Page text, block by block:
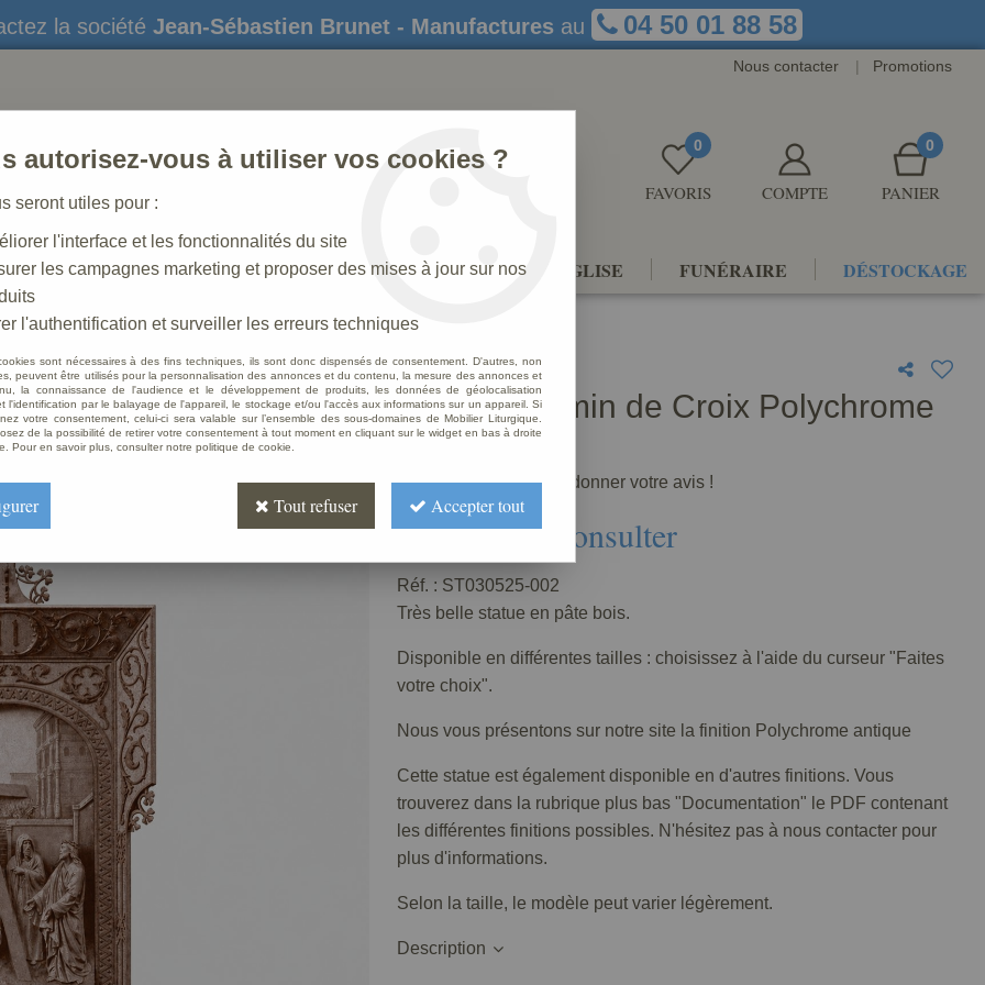
la société Jean-Sébastien Brunet - Manufactures au 04 50 01 88 58
Nous contacter | Promotions
0
FAVORIS COMPTE
0
PANIER
STATUES CRÈCHES DE NOËL AMÉNAGEMENTS D'ÉGLISE FUNÉRAIRE DÉSTOCKAGE
de Croix Polychrome Antique
Statue Chemin de Croix Polychrome
Antique
Soyez le premier à donner votre avis !
Prix : Nous consulter
Réf. : ST030525-002
Très belle statue en pâte bois.
Disponible en différentes tailles : choisissez à l'aide du curseur "Faites
votre choix".
Nous vous présentons sur notre site la finition Polychrome antique
Cette statue est également disponible en d'autres finitions. Vous
trouverez dans la rubrique plus bas "Documentation" le PDF contenant
les différentes finitions possibles. N'hésitez pas à nous contacter pour
plus d'informations.
Selon la taille, le modèle peut varier légèrement.
Description
autorisez-vous à utiliser vos cookies ?
seront utiles pour :
l'interface et les fonctionnalités du site
les campagnes marketing et proposer des mises à jour sur nos
l'authentification et surveiller les erreurs techniques
sont nécessaires à des fins techniques, ils sont donc dispensés de consentement. D'autres, non
peuvent être utilisés pour la personnalisation des annonces et du contenu, la mesure des annonces et
la connaissance de l'audience et le développement de produits, les données de géolocalisation
l'identification par le balayage de l'appareil, le stockage et/ou l'accès aux informations sur un appareil. Si
votre consentement, celui-ci sera valable sur l’ensemble des sous-domaines de Mobilier Liturgique.
de la possibilité de retirer votre consentement à tout moment en cliquant sur le widget en bas à droite
Pour en savoir plus, consulter notre politique de cookie.
Tout refuser Accepter tout